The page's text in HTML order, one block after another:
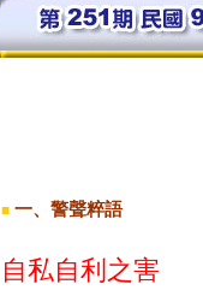
■ 一、警聲粹語
自私自利之害